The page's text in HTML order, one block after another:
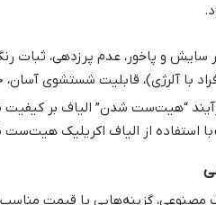
سایش و پاخور، عدم پرزدهی،
با آلرژی)، قابلیت شستشوی
“هیت‌ست شدن” الیاف بر کیفیت
با استفاده از الیاف اکریلیک هیت‌ست
مصنوعی، گزینه‌هایی با قیمت